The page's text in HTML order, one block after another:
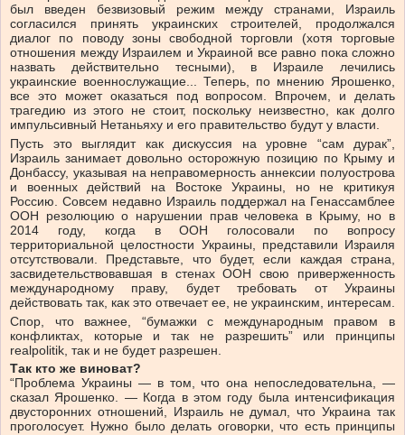
был введен безвизовый режим между странами, Израиль
согласился принять украинских строителей, продолжался
диалог по поводу зоны свободной торговли (хотя торговые
отношения между Израилем и Украиной все равно пока сложно
назвать действительно тесными), в Израиле лечились
украинские военнослужащие... Теперь, по мнению Ярошенко,
все это может оказаться под вопросом. Впрочем, и делать
трагедию из этого не стоит, поскольку неизвестно, как долго
импульсивный Нетаньяху и его правительство будут у власти.
Пусть это выглядит как дискуссия на уровне “сам дурак”,
Израиль занимает довольно осторожную позицию по Крыму и
Донбассу, указывая на неправомерность аннексии полуострова
и военных действий на Востоке Украины, но не критикуя
Россию. Совсем недавно Израиль поддержал на Генассамблее
ООН резолюцию о нарушении прав человека в Крыму, но в
2014 году, когда в ООН голосовали по вопросу
территориальной целостности Украины, представили Израиля
отсутствовали. Представьте, что будет, если каждая страна,
засвидетельствовавшая в стенах ООН свою приверженность
международному праву, будет требовать от Украины
действовать так, как это отвечает ее, не украинским, интересам.
Cпор, что важнее, “бумажки с международным правом в
конфликтах, которые и так не разрешить” или принципы
realpolitik, так и не будет разрешен.
Так кто же виноват?
“Проблема Украины — в том, что она непоследовательна, —
сказал Ярошенко. — Когда в этом году была интенсификация
двусторонних отношений, Израиль не думал, что Украина так
проголосует. Нужно было делать оговорки, что есть принципы